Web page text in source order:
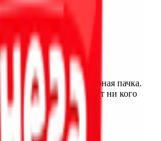
продуктов, удобная пачка.
и лука не оставит ни кого